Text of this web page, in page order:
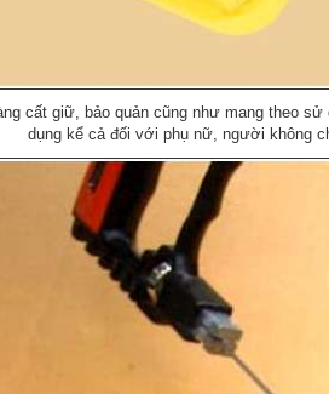
cất giữ, bảo quản cũng như mang theo
dụng kể cả đối với phụ nữ, người không